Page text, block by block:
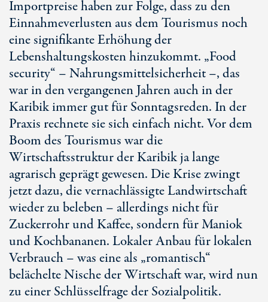
Importpreise haben zur Folge, dass zu den
Einnahmeverlusten aus dem Tourismus noch
eine signifikante Erhöhung der
Lebenshaltungskosten hinzukommt. „Food
security“ – Nahrungsmittelsicherheit –, das
war in den vergangenen Jahren auch in der
Karibik immer gut für Sonntagsreden. In der
Praxis rechnete sie sich einfach nicht. Vor dem
Boom des Tourismus war die
Wirtschaftsstruktur der Karibik ja lange
agrarisch geprägt gewesen. Die Krise zwingt
jetzt dazu, die vernachlässigte Landwirtschaft
wieder zu beleben – allerdings nicht für
Zuckerrohr und Kaffee, sondern für Maniok
und Kochbananen. Lokaler Anbau für lokalen
Verbrauch – was eine als „romantisch“
belächelte Nische der Wirtschaft war, wird nun
zu einer Schlüsselfrage der Sozialpolitik.